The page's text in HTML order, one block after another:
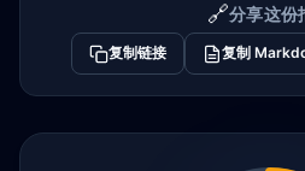
🔗分享这份
复制链接 复制